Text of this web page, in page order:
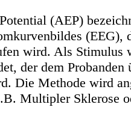
(AEP)
(EEG),
wird. Als Stimulus
der dem Probanden
Die Methode wird
Multipler Sklerose